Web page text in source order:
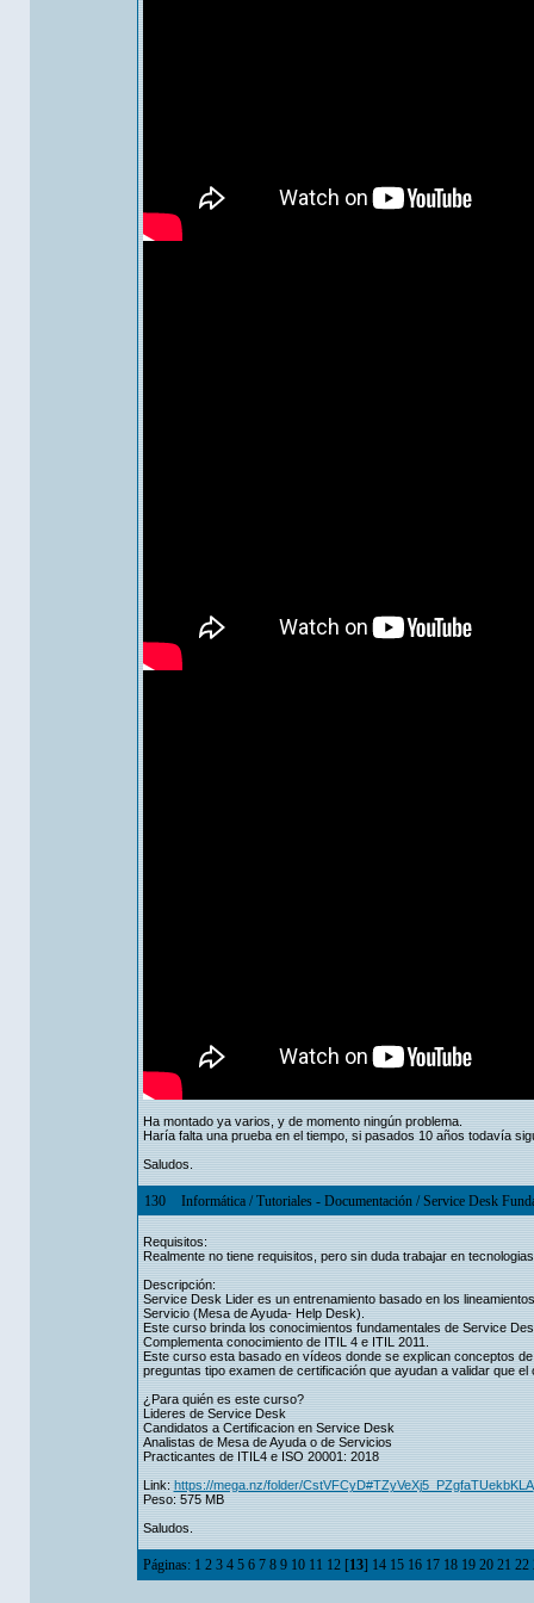
Ha montado ya varios, y de momento ningún problema.
Haría falta una prueba en el tiempo, si pasados 10 años todavía
Saludos.
130 Informática/Tutoriales - Documentación/Service Desk
Requisitos:
Realmente no tiene requisitos, pero sin duda trabajar en
Descripción:
Service Desk Lider es un entrenamiento basado en los
Servicio (Mesa de Ayuda- Help Desk).
Este curso brinda los conocimientos fundamentales de Service
Complementa conocimiento de ITIL 4 e ITIL 2011.
Este curso esta basado en vídeos donde se explican conceptos
preguntas tipo examen de certificación que ayudan a validar que el
¿Para quién es este curso?
Lideres de Service Desk
Candidatos a Certificacion en Service Desk
Analistas de Mesa de Ayuda o de Servicios
Practicantes de ITIL4 e ISO 20001: 2018
Link: https://mega.nz/folder/CstVFCyD#TZyVeXj5_PZgfaTUekbKLA
Peso: 575 MB
Saludos.
Páginas: 1 2 3 4 5 6 7 8 9 10 11 12[13] 14 15 16 17 18 19 20 21 22